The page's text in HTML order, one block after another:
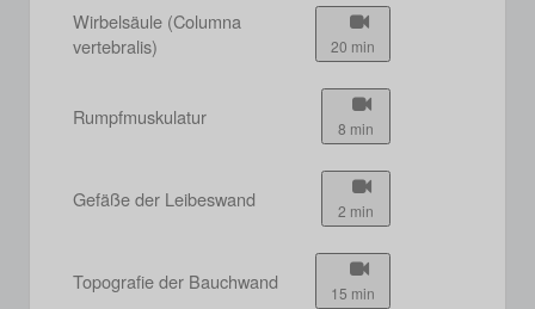
Wirbelsäule (Columna
vertebralis)
20 min
Rumpfmuskulatur 8 min
Gefäße der Leibeswand 2 min
Topografie der Bauchwand 15 min